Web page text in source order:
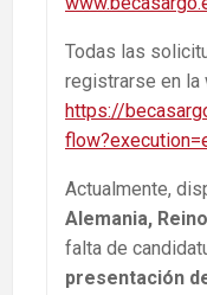
Todas las
registrarse en la
https://
Actualmente,
Alemania,
falta de
presentación